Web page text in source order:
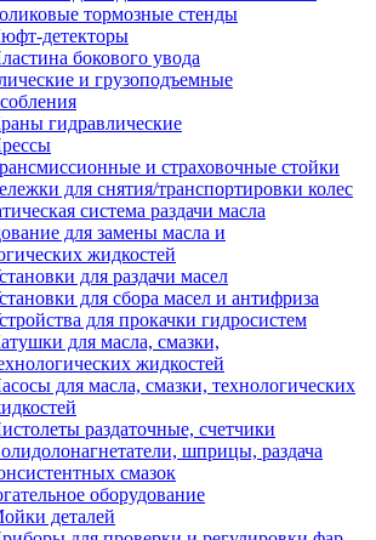
тормозные стенды
детекторы
бокового увода
и грузоподъемные
гидравлические
и страховочные стойки
для снятия/транспортировки колес
система раздачи масла
для замены масла и
жидкостей
для раздачи масел
для сбора масел и антифриза
для прокачки гидросистем
для масла, смазки,
жидкостей
для масла, смазки, технологических
раздаточные, счетчики
шприцы, раздача
смазок
оборудование
деталей